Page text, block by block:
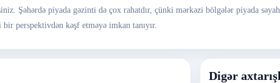
Şəhərdə piyada gəzinti də çox rahatdır, çünki mərkəzi bölgələr piyada
perspektivdən kəşf etməyə imkan tanıyır.
Digər